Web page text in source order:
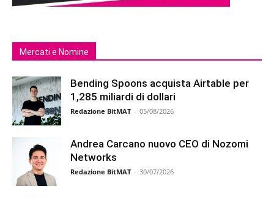
Mercati e Nomine
Bending Spoons acquista Airtable per
1,285 miliardi di dollari
Redazione BitMAT - 05/08/2026
Andrea Carcano nuovo CEO di Nozomi
Networks
Redazione BitMAT - 30/07/2026